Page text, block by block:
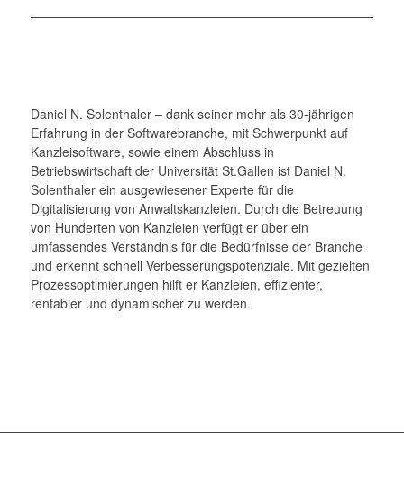
Daniel N. Solenthaler – dank seiner mehr als 30-jährigen
Erfahrung in der Softwarebranche, mit Schwerpunkt auf
Kanzleisoftware, sowie einem Abschluss in
Betriebswirtschaft der Universität St.Gallen ist Daniel N.
Solenthaler ein ausgewiesener Experte für die
Digitalisierung von Anwaltskanzleien. Durch die Betreuung
von Hunderten von Kanzleien verfügt er über ein
umfassendes Verständnis für die Bedürfnisse der Branche
und erkennt schnell Verbesserungspotenziale. Mit gezielten
Prozessoptimierungen hilft er Kanzleien, effizienter,
rentabler und dynamischer zu werden.